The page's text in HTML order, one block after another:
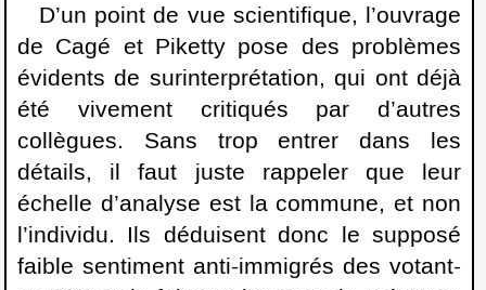
D’un point de vue scientifique, l’ouvrage
de Cagé et Piketty pose des problèmes
évidents de surinterprétation, qui ont déjà
été vivement critiqués par d’autres
collègues. Sans trop entrer dans les
détails, il faut juste rappeler que leur
échelle d’analyse est la commune, et non
l’individu. Ils déduisent donc le supposé
faible sentiment anti-immigrés des votant-